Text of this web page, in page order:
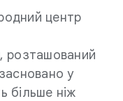
центр
розташований
у
більше ніж